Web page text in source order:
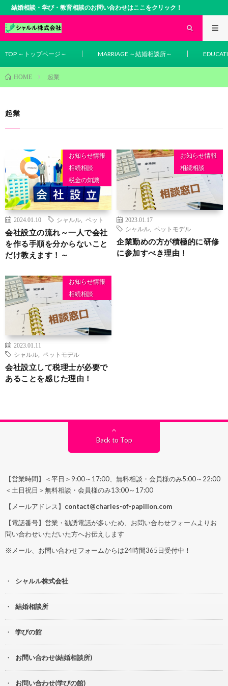
結婚相談・学び・教育相談のお問い合わせはここをクリック！
TOP ～トップページ～ MARRIAGE ～結婚相談所～
HOME 起業
起業
お知らせ情報
相続相談
税金の知識
2024.01.10 シャルル ペット
会社設立の流れ～一人で会社
を作る手順を分からないこと
だけ教えます！～
お知らせ情報
相続相談
2023.01.17
シャルル
ペットモデル
企業勤めの方が積極的に研修
に参加すべき理由！
お知らせ情報
相続相談
2023.01.11
シャルル
ペットモデル
会社設立して税理士が必要で
あることを感じた理由！
Back to Top
【営業時間】＜平日＞9:00～17:00、無料相談・会員様のみ5:00～22:00
＜土日祝日＞無料相談・会員様のみ13:00～17:00
【メールアドレス】 contact@charles-of-papillon.com
【電話番号】営業・勧誘電話が多いため、お問い合わせフォームよりお
問い合わせいただいた方へお伝えします
※メール、お問い合わせフォームからは24時間365日受付中！
シャルル株式会社
結婚相談所
学びの館
お問い合わせ(結婚相談所)
お問い合わせ(学びの館)